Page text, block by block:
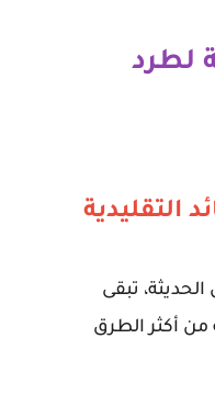
لطرد
تبقى
من أكثر الطرق